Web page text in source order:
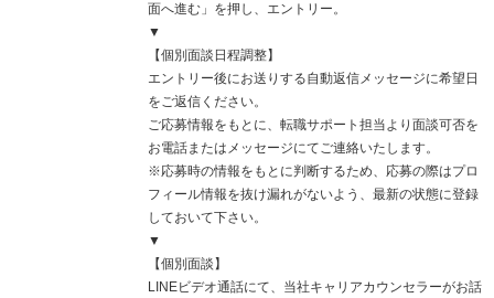
面へ進む」を押し、エントリー。
▼
【個別面談日程調整】
エントリー後にお送りする自動返信メッセージに希望日
をご返信ください。
ご応募情報をもとに、転職サポート担当より面談可否を
お電話またはメッセージにてご連絡いたします。
※応募時の情報をもとに判断するため、応募の際はプロ
フィール情報を抜け漏れがないよう、最新の状態に登録
しておいて下さい。
▼
【個別面談】
LINEビデオ通話にて、当社キャリアカウンセラーがお話